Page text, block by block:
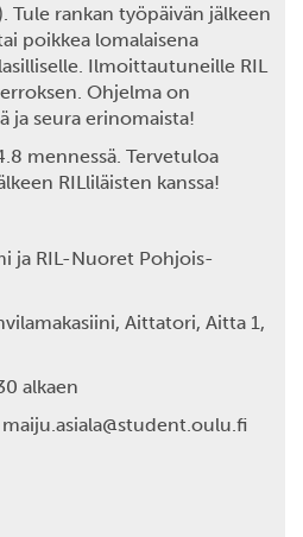
Tule rankan työpäivän jälkeen
poikkea lomalaisena
Ilmoittautuneille RIL
Ohjelma on
ja seura erinomaista!
mennessä. Tervetuloa
RILliläisten kanssa!
ja RIL-Nuoret Pohjois-
Aittatori, Aitta 1,
alkaen